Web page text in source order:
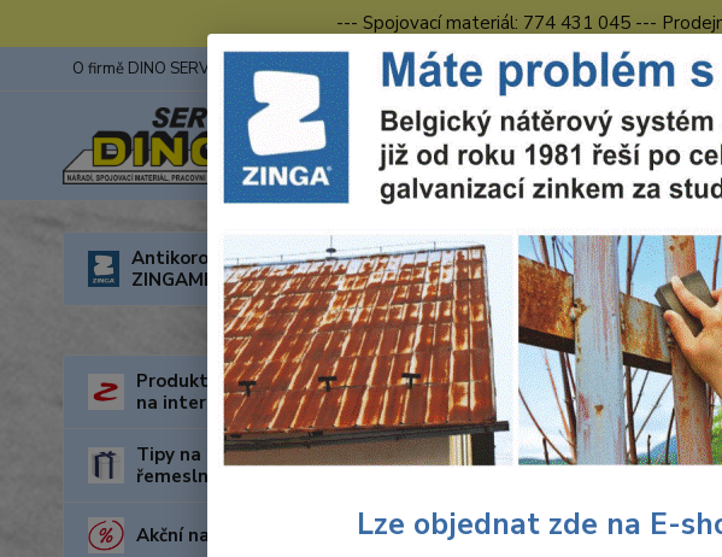
--- Spojovací materiál: 774 431 045 ---
O firmě DINO SERVIS s.r.o. ZINGA Fotogalerie z výstav Obchodní podmínky
Antikorozní nátěry
ZINGAMETALL
Produkty za nejnižší cenu
na internetu
Tipy na dárky pro kutily a
řemeslníky
Akční nabídka
Úvod Ochranné pracovní
Voděodolný
Lze objednat zde na E-